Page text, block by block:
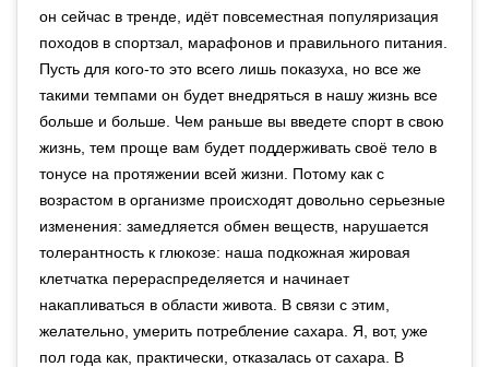
он сейчас в тренде, идёт повсеместная популяризация
походов в спортзал, марафонов и правильного питания.
Пусть для кого-то это всего лишь показуха, но все же
такими темпами он будет внедряться в нашу жизнь все
больше и больше. Чем раньше вы введете спорт в свою
жизнь, тем проще вам будет поддерживать своё тело в
тонусе на протяжении всей жизни. Потому как с
возрастом в организме происходят довольно серьезные
изменения: замедляется обмен веществ, нарушается
толерантность к глюкозе: наша подкожная жировая
клетчатка перераспределяется и начинает
накапливаться в области живота. В связи с этим,
желательно, умерить потребление сахара. Я, вот, уже
пол года как, практически, отказалась от сахара. В